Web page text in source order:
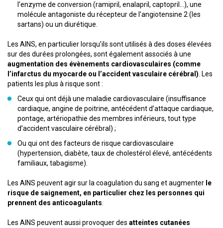
l’enzyme de conversion (ramipril, enalapril, captopril…), une
molécule antagoniste du récepteur de l’angiotensine 2 (les
sartans) ou un diurétique.
Les AINS, en particulier lorsqu’ils sont utilisés à des doses élevées
sur des durées prolongées, sont également associés à une
augmentation des évènements cardiovasculaires (comme
l’infarctus du myocarde ou l’accident vasculaire cérébral) . Les
patients les plus à risque sont :
Ceux qui ont déjà une maladie cardiovasculaire (insuffisance
cardiaque, angine de poitrine, antécédent d’attaque cardiaque,
pontage, artériopathie des membres inférieurs, tout type
d’accident vasculaire cérébral) ;
Ou qui ont des facteurs de risque cardiovasculaire
(hypertension, diabète, taux de cholestérol élevé, antécédents
familiaux, tabagisme).
Les AINS peuvent agir sur la coagulation du sang et augmenter le
risque de saignement, en particulier chez les personnes qui
prennent des anticoagulants
Les AINS peuvent aussi provoquer des atteintes cutanées